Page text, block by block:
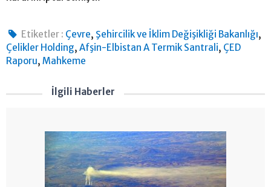
Etiketler : Çevre, Şehircilik ve İklim Değişikliği Bakanlığı,
Çelikler Holding, Afşin-Elbistan A Termik Santrali, ÇED
Raporu, Mahkeme
İlgili Haberler